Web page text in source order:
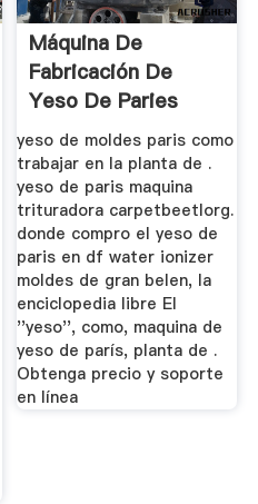
Máquina De
Fabricación De
Yeso De Paries
yeso de moldes paris como
trabajar en la planta de .
yeso de paris maquina
trituradora carpetbeetlorg.
donde compro el yeso de
paris en df water ionizer
moldes de gran belen, la
enciclopedia libre El
''yeso'', como, maquina de
yeso de parís, planta de .
Obtenga precio y soporte
en línea